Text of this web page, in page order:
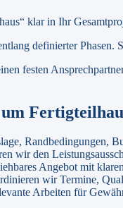
klar in Ihr
definierter
festen
Randbedingungen,
wir den
Angebot mit
wir Termine,
Arbeiten für